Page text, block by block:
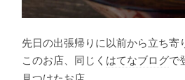
先日の出張帰りに以前から立ち寄
このお店、同じく はてなブログで